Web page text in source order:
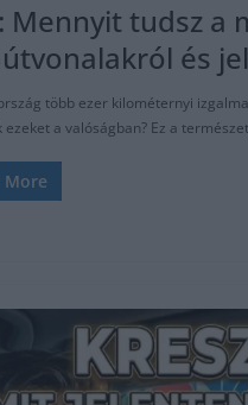
Mennyit tudsz a
és
több ezer kilométernyi
ezeket a valóságban? Ez a
More